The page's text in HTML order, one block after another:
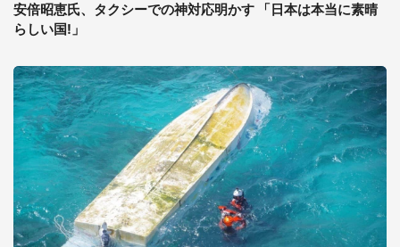
安倍昭恵氏、タクシーでの神対応明かす 「日本は本当に素晴
らしい国!」